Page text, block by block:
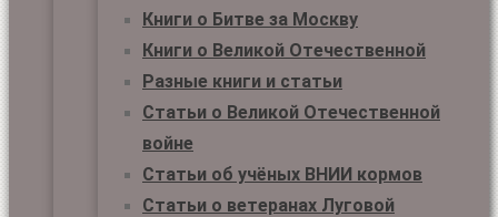
Книги о Битве за Москву
Книги о Великой Отечественной
Разные книги и статьи
Статьи о Великой Отечественной
войне
Статьи об учёных ВНИИ кормов
Статьи о ветеранах Луговой